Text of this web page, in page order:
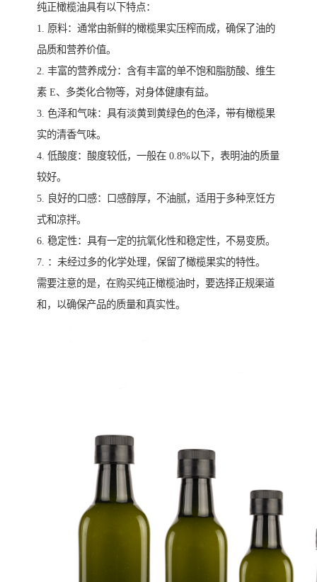
纯正橄榄油具有以下特点：
1. 原料：通常由新鲜的橄榄果实压榨而成，确保了油的
品质和营养价值。
2. 丰富的营养成分：含有丰富的单不饱和脂肪酸、维生
素 E、多类化合物等，对身体健康有益。
3. 色泽和气味：具有淡黄到黄绿色的色泽，带有橄榄果
实的清香气味。
4. 低酸度：酸度较低，一般在 0.8%以下，表明油的质量
较好。
5. 良好的口感：口感醇厚，不油腻，适用于多种烹饪方
式和凉拌。
6. 稳定性：具有一定的抗氧化性和稳定性，不易变质。
7. ：未经过多的化学处理，保留了橄榄果实的特性。
需要注意的是，在购买纯正橄榄油时，要选择正规渠道
和，以确保产品的质量和真实性。